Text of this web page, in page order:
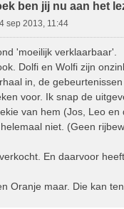
ben jij nu aan het
sep 2013, 11:44
'moeilijk verklaarbaar'.
Dolfi en Wolfi zijn
in, de
voor. Ik snap de
van hem (Jos, Leo
niet. (Geen
En daarvoor
Oranje maar. Die kan